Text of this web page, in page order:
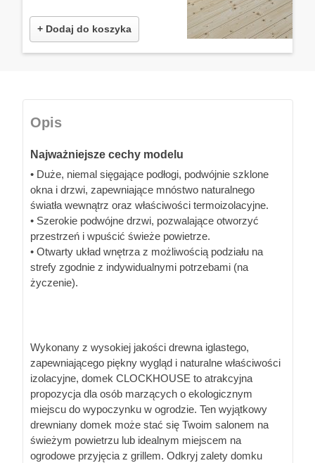
+ Dodaj do koszyka
Opis
Najważniejsze cechy modelu
• Duże, niemal sięgające podłogi, podwójnie szklone
okna i drzwi, zapewniające mnóstwo naturalnego
światła wewnątrz oraz właściwości termoizolacyjne.
• Szerokie podwójne drzwi, pozwalające otworzyć
przestrzeń i wpuścić świeże powietrze.
• Otwarty układ wnętrza z możliwością podziału na
strefy zgodnie z indywidualnymi potrzebami (na
życzenie).
Wykonany z wysokiej jakości drewna iglastego,
zapewniającego piękny wygląd i naturalne właściwości
izolacyjne, domek CLOCKHOUSE to atrakcyjna
propozycja dla osób marzących o ekologicznym
miejscu do wypoczynku w ogrodzie. Ten wyjątkowy
drewniany domek może stać się Twoim salonem na
świeżym powietrzu lub idealnym miejscem na
ogrodowe przyjęcia z grillem. Odkryj zalety domku